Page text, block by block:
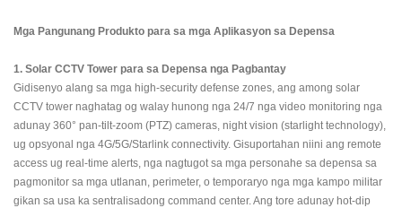
Mga Pangunang Produkto para sa mga Aplikasyon sa Depensa
1. Solar CCTV Tower para sa Depensa nga Pagbantay
Gidisenyo alang sa mga high-security defense zones, ang among solar
CCTV tower naghatag og walay hunong nga 24/7 nga video monitoring nga
adunay 360° pan-tilt-zoom (PTZ) cameras, night vision (starlight technology),
ug opsyonal nga 4G/5G/Starlink connectivity. Gisuportahan niini ang remote
access ug real-time alerts, nga nagtugot sa mga personahe sa depensa sa
pagmonitor sa mga utlanan, perimeter, o temporaryo nga mga kampo militar
gikan sa usa ka sentralisadong command center. Ang tore adunay hot-dip